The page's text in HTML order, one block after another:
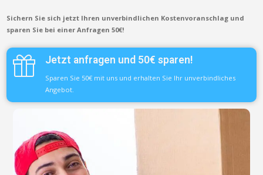
Sichern Sie sich jetzt Ihren unverbindlichen Kostenvoranschlag und
sparen Sie bei einer Anfragen 50€!
Jetzt anfragen und 50€ sparen!
Sparen Sie 50€ mit uns und erhalten Sie Ihr unverbindliches
Angebot.